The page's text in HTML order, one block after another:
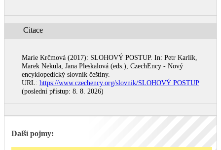
Citace
Marie Krčmová (2017): SLOHOVÝ POSTUP. In: Petr Karlík,
Marek Nekula, Jana Pleskalová (eds.), CzechEncy - Nový
encyklopedický slovník češtiny.
URL: https://www.czechency.org/slovnik/SLOHOVÝ POSTUP
(poslední přístup: 8. 8. 2026)
Další pojmy: